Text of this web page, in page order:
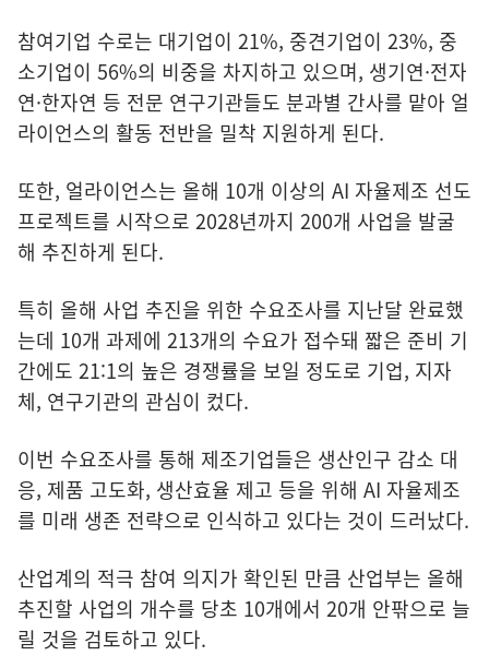
참여기업 수로는 대기업이 21%, 중견기업이 23%, 중
소기업이 56%의 비중을 차지하고 있으며, 생기연·전자
연·한자연 등 전문 연구기관들도 분과별 간사를 맡아 얼
라이언스의 활동 전반을 밀착 지원하게 된다.
또한, 얼라이언스는 올해 10개 이상의 AI 자율제조 선도
프로젝트를 시작으로 2028년까지 200개 사업을 발굴
해 추진하게 된다.
특히 올해 사업 추진을 위한 수요조사를 지난달 완료했
는데 10개 과제에 213개의 수요가 접수돼 짧은 준비 기
간에도 21:1의 높은 경쟁률을 보일 정도로 기업, 지자
체, 연구기관의 관심이 컸다.
이번 수요조사를 통해 제조기업들은 생산인구 감소 대
응, 제품 고도화, 생산효율 제고 등을 위해 AI 자율제조
를 미래 생존 전략으로 인식하고 있다는 것이 드러났다.
산업계의 적극 참여 의지가 확인된 만큼 산업부는 올해
추진할 사업의 개수를 당초 10개에서 20개 안팎으로 늘
릴 것을 검토하고 있다.